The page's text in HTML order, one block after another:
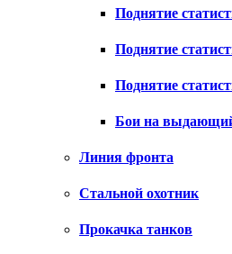
Поднятие
Поднятие
Поднятие
Бои на
Линия фронта
Стальной охотник
Прокачка танков